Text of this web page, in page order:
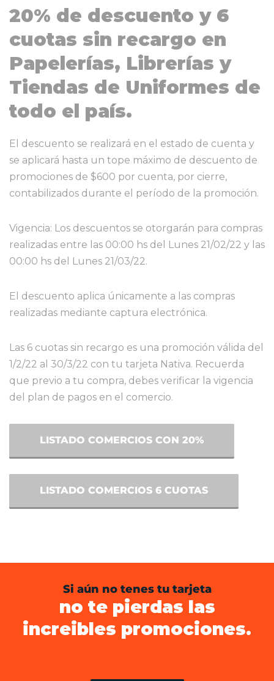
20% de descuento y 6
cuotas sin recargo en
Papelerías, Librerías y
Tiendas de Uniformes de
todo el país.
El descuento se realizará en el estado de cuenta y
se aplicará hasta un tope máximo de descuento de
promociones de $600 por cuenta, por cierre,
contabilizados durante el período de la promoción.
Vigencia: Los descuentos se otorgarán para compras
realizadas entre las 00:00 hs del Lunes 21/02/22 y las
00:00 hs del Lunes 21/03/22.
El descuento aplica únicamente a las compras
realizadas mediante captura electrónica.
Las 6 cuotas sin recargo es una promoción válida del
1/2/22 al 30/3/22 con tu tarjeta Nativa. Recuerda
que previo a tu compra, debes verificar la vigencia
del plan de pagos en el comercio.
LISTADO COMERCIOS CON 20%
LISTADO COMERCIOS 6 CUOTAS
Si aún no tenes tu tarjeta
no te pierdas las
increibles promociones.